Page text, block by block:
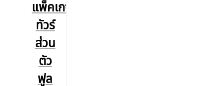
แพ็คเกจ
ทัวร์
ส่วน
ตัว
ฟูล